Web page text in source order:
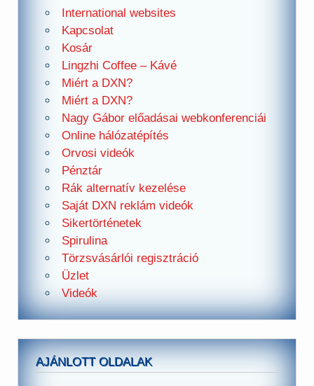
International websites
Kapcsolat
Kosár
Lingzhi Coffee – Kávé
Miért a DXN?
Miért a DXN?
Nagy Gábor előadásai webkonferenciái
Online hálózatépítés
Orvosi videók
Pénztár
Rák alternatív kezelése
Saját DXN reklám videók
Sikertörténetek
Spirulina
Törzsvásárlói regisztráció
Üzlet
Videók
AJÁNLOTT OLDALAK